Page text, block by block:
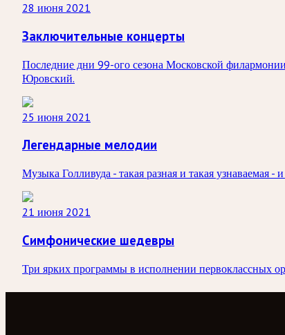
28 июня 2021
Заключительные концерты
Последние дни 99-ого сезона Московской
Юровский.
25 июня 2021
Легендарные мелодии
Музыка Голливуда - такая разная и такая
21 июня 2021
Симфонические шедевры
Три ярких программы в исполнении первоклассных